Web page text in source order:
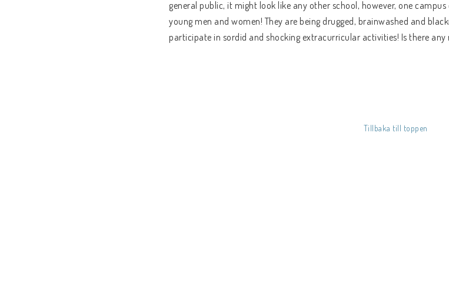
general public, it might look like any other school, however, one
young men and women! They are being drugged, brainwashed and
participate in sordid and shocking extracurricular activities! Is there
Tillbaka till toppen